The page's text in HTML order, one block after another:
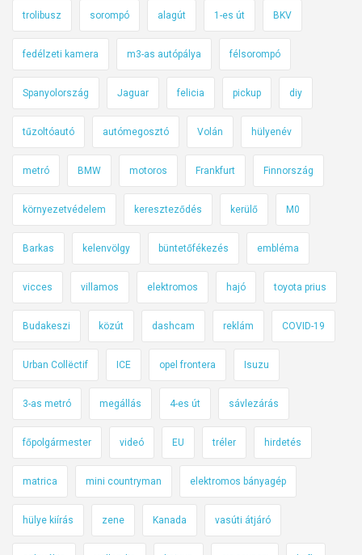
trolibusz sorompó alagút 1-es út BKV
fedélzeti kamera m3-as autópálya félsorompó
Spanyolország Jaguar felicia pickup diy
tűzoltóautó autómegosztó Volán hülyenév
metró BMW motoros Frankfurt Finnország
környezetvédelem kereszteződés kerülő M0
Barkas kelenvölgy büntetőfékezés embléma
vicces villamos elektromos hajó toyota prius
Budakeszi közút dashcam reklám COVID-19
Urban Collëctif ICE opel frontera Isuzu
3-as metró megállás 4-es út sávlezárás
főpolgármester videó EU tréler hirdetés
matrica mini countryman elektromos bányagép
hülye kiírás zene Kanada vasúti átjáró